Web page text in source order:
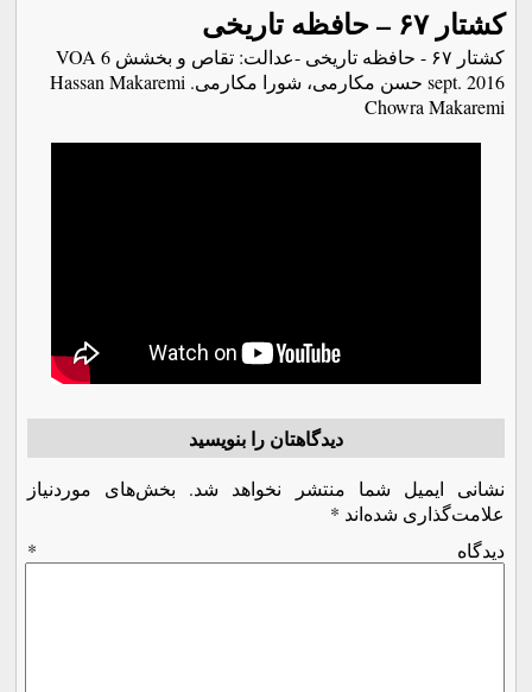
کشتار ۶۷ – حافظه تاریخی
کشتار ۶۷ - حافظه تاریخی -عدالت: تقاص و بخشش VOA 6
sept. 2016 حسن مکارمی، شورا مکارمی. Hassan Makaremi
Chowra Makaremi
دیدگاهتان را بنویسید
نشانی ایمیل شما منتشر نخواهد شد.
بخش‌های موردنیاز
علامت‌گذاری شده‌اند *
دیدگاه *